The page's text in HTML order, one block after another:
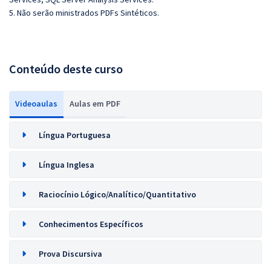
5. Não serão ministrados PDFs Sintéticos.
Conteúdo deste curso
Videoaulas Aulas em PDF
Língua Portuguesa
Língua Inglesa
Raciocínio Lógico/Analítico/Quantitativo
Conhecimentos Específicos
Prova Discursiva